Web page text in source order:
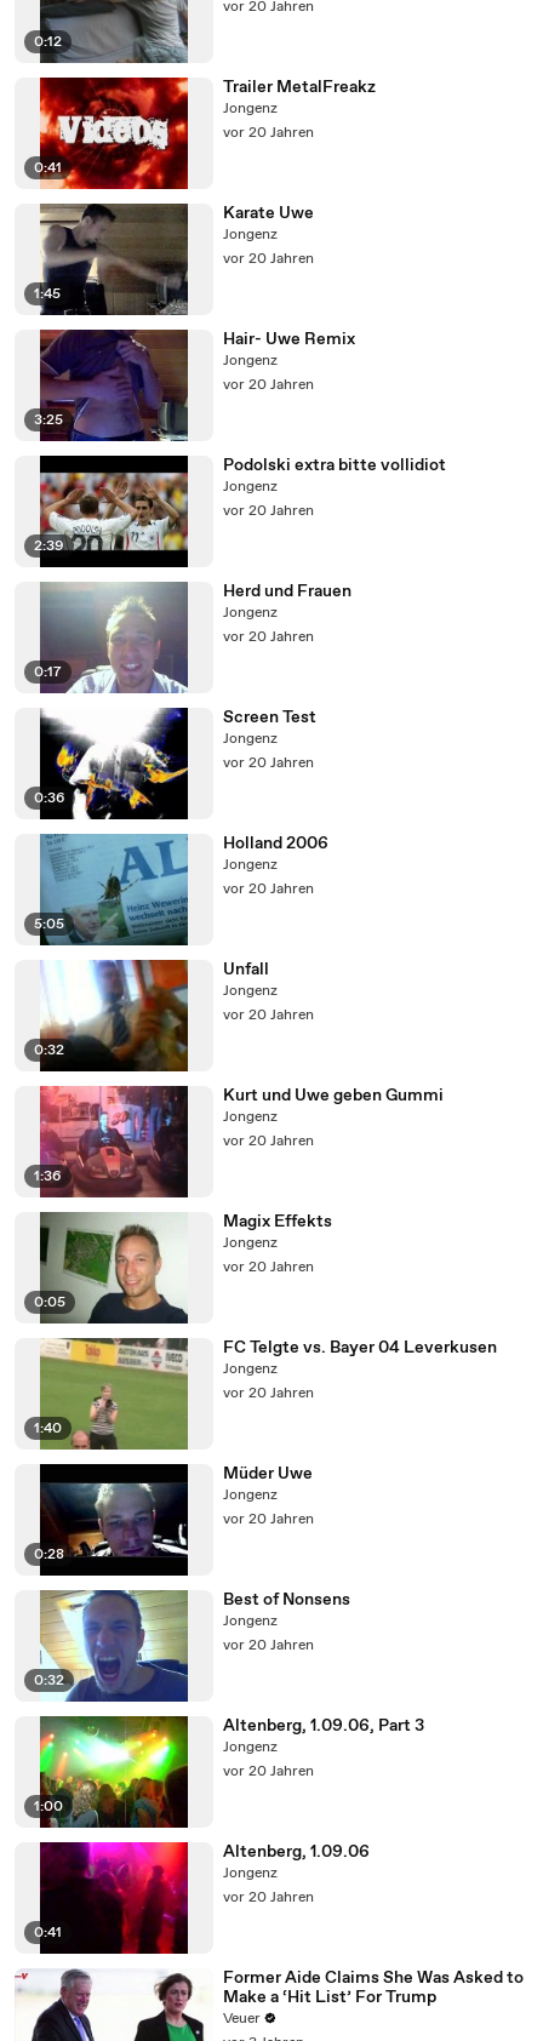
0:12
vor 20 Jahren
0:41
Trailer MetalFreakz
Jongenz
vor 20 Jahren
1:45
Karate Uwe
Jongenz
vor 20 Jahren
3:25
Hair- Uwe Remix
Jongenz
vor 20 Jahren
2:39
Podolski extra bitte vollidiot
Jongenz
vor 20 Jahren
0:17
Herd und Frauen
Jongenz
vor 20 Jahren
0:36
Screen Test
Jongenz
vor 20 Jahren
5:05
Holland 2006
Jongenz
vor 20 Jahren
0:32
Unfall
Jongenz
vor 20 Jahren
1:36
Kurt und Uwe geben Gummi
Jongenz
vor 20 Jahren
0:05
Magix Effekts
Jongenz
vor 20 Jahren
1:40
FC Telgte vs. Bayer 04 Leverkusen
Jongenz
vor 20 Jahren
0:28
Müder Uwe
Jongenz
vor 20 Jahren
0:32
Best of Nonsens
Jongenz
vor 20 Jahren
1:00
Altenberg, 1.09.06, Part 3
Jongenz
vor 20 Jahren
0:41
Altenberg, 1.09.06
Jongenz
vor 20 Jahren
Former Aide Claims She Was Asked to
Make a ‘Hit List’ For Trump
Veuer